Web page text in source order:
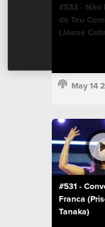
#533 - Não
do Teu
(Joana
May 14
#531 -
Franca
Tanaka)